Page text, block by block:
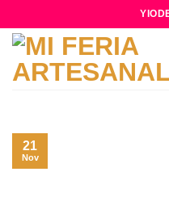
to
content
21
Nov